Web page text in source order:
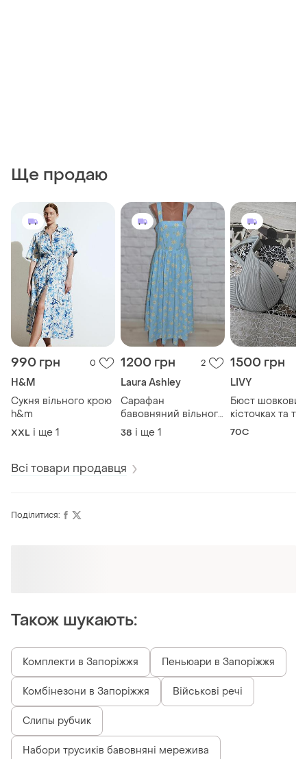
Ще продаю
990 грн 0
H&M
Сукня вільного крою
h&m
XXL і ще 1
1200 грн 2
Laura Ashley
Сарафан
бавовняний вільного
крою laura ashley
38 і ще 1
1500 грн
LIVY
Бюст
кісточках та
поролоні livy
70C
Всі товари продавця
Поділитися:
Також шукають:
Комплекти в Запоріжжя Пеньюари в Запоріжжя
Комбінезони в Запоріжжя Військові речі
Слипы рубчик
Набори трусиків бавовняні мережива